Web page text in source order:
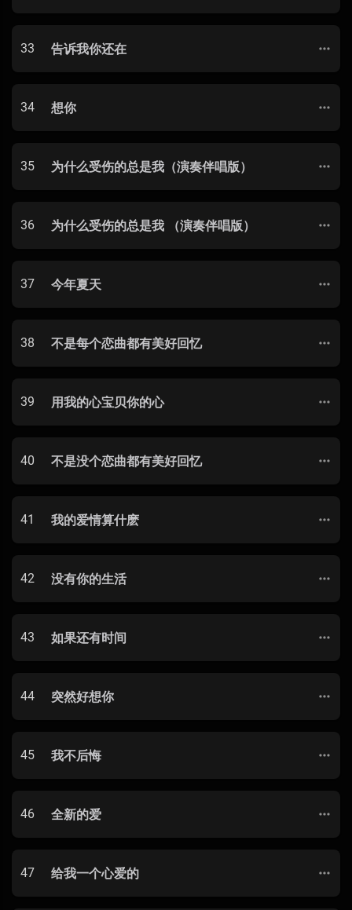
33 告诉我你还在
34 想你
35 为什么受伤的总是我（演奏伴唱版）
36 为什么受伤的总是我 （演奏伴唱版）
37 今年夏天
38 不是每个恋曲都有美好回忆
39 用我的心宝贝你的心
40 不是没个恋曲都有美好回忆
41 我的爱情算什麽
42 没有你的生活
43 如果还有时间
44 突然好想你
45 我不后悔
46 全新的爱
47 给我一个心爱的